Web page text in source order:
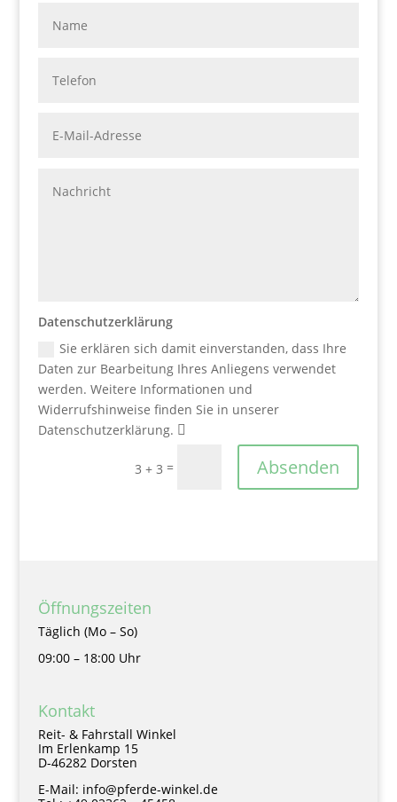
Datenschutzerklärung
Sie erklären sich damit einverstanden, dass Ihre
Daten zur Bearbeitung Ihres Anliegens verwendet
werden. Weitere Informationen und
Widerrufshinweise finden Sie in unserer
Datenschutzerklärung.
3 + 3 = Absenden
Öffnungszeiten
Täglich (Mo – So)
09:00 – 18:00 Uhr
Kontakt
Reit- & Fahrstall Winkel
Im Erlenkamp 15
D-46282 Dorsten
E-Mail: info@pferde-winkel.de